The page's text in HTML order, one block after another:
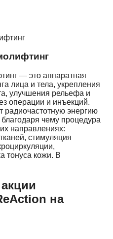
— это аппаратная
лица и тела, укрепления
улучшения рельефа и
операции и инъекций.
радиочастотную энергию
чему процедура
направлениях:
стимуляция
тонуса кожи. В
на